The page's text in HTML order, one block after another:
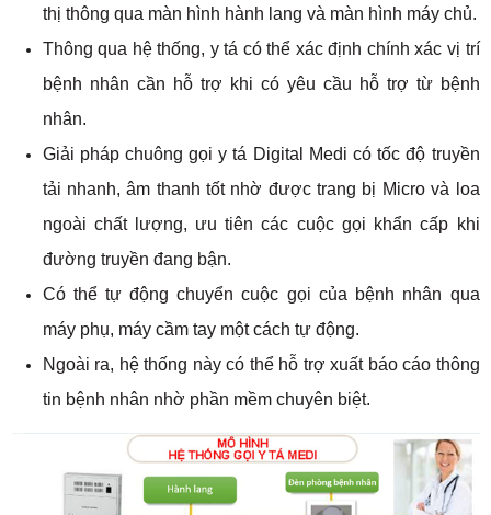
thị thông qua màn hình hành lang và màn hình máy chủ.
Thông qua hệ thống, y tá có thể xác định chính xác vị trí
bệnh nhân cần hỗ trợ khi có yêu cầu hỗ trợ từ bệnh
nhân.
Giải pháp chuông gọi y tá Digital Medi có tốc độ truyền
tải nhanh, âm thanh tốt nhờ được trang bị Micro và loa
ngoài chất lượng, ưu tiên các cuộc gọi khẩn cấp khi
đường truyền đang bận.
Có thể tự động chuyển cuộc gọi của bệnh nhân qua
máy phụ, máy cầm tay một cách tự động.
Ngoài ra, hệ thống này có thể hỗ trợ xuất báo cáo thông
tin bệnh nhân nhờ phần mềm chuyên biệt.